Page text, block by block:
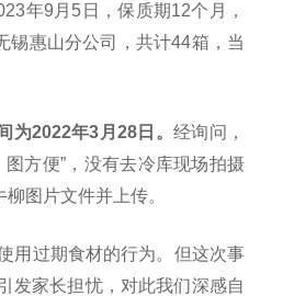
年9月5日，保质期12个月，
锡惠山分公司，共计44箱，当
为2022年3月28日。经询问，
方便”，没有去冷库现场拍摄
图片文件并上传。
用过期食材的行为。但这次事
发家长担忧，对此我们深感自